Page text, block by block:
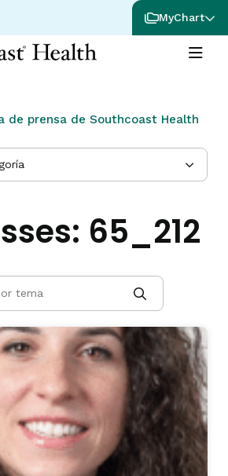
MyChart
de prensa de Southcoast Health
65_212